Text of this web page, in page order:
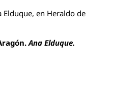
Elduque, en Heraldo de
Ana Elduque.